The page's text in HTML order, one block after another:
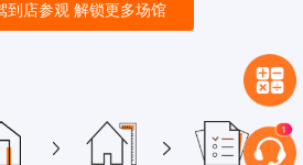
到店参观 解锁更多场馆